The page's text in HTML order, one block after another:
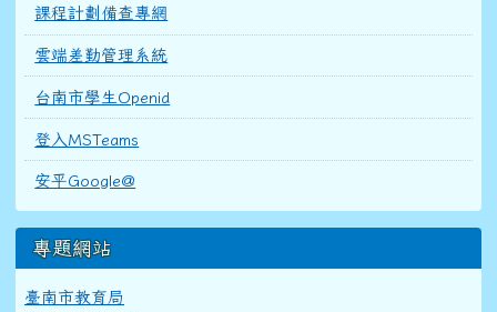
課程計劃備查專網
雲端差勤管理系統
台南市學生Openid
登入MSTeams
安平Google@
專題網站
臺南市教育局